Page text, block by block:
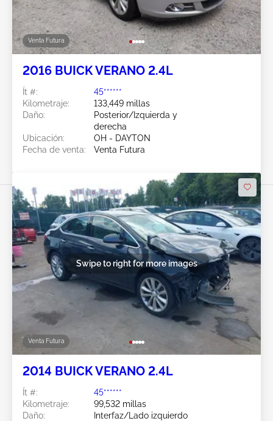
Venta Futura
2016 BUICK VERANO 2.4L
Ít #:
45******
Kilometraje:
133,449 millas
Daño:
Posterior/Izquierda y
derecha
Ubicación:
OH - DAYTON
Fecha de venta:
Venta Futura
Venta Futura
Swipe to right for more images
2014 BUICK VERANO 2.4L
Ít #:
45******
Kilometraje:
99,532 millas
Daño:
Interfaz/Lado izquierdo